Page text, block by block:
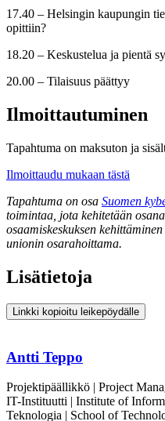
17.40 – Helsingin kaupungin
opittiin?
18.20 – Keskustelua ja pientä
20.00 – Tilaisuus päättyy
Ilmoittautuminen
Tapahtuma on maksuton ja
Ilmoittaudu mukaan tästä
Tapahtuma on osa Suomen
toimintaa, jota kehitetään
osaamiskeskuksen
unionin osarahoittama.
Lisätietoja
Linkki kopioitu leikepöydälle
Antti Teppo
Projektipäällikkö | Project
IT-Instituutti | Institute of
Teknologia | School of